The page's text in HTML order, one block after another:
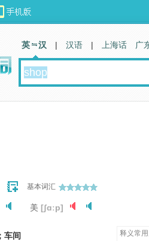
基本词汇
美 [ʃɑːp]
车间 释义常
英 汉 | 汉语 | 上海话 广